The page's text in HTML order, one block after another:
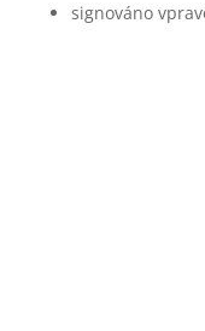
signováno